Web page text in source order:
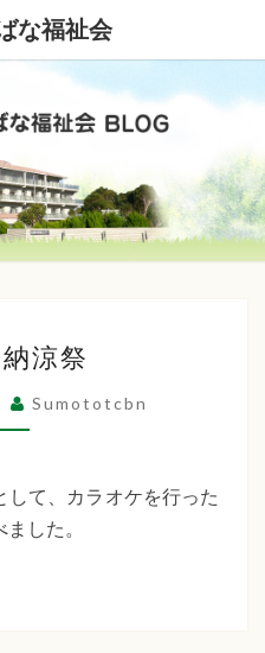
な福祉会
社
会
福
法
人
本
た
良
荘
納
祭
涼祭
Sumototcbn
して、カラオケを行った
した。